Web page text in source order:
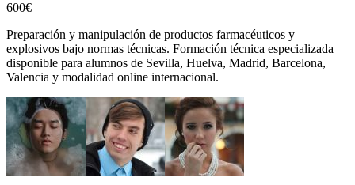
600€
Preparación y manipulación de productos farmacéuticos y
explosivos bajo normas técnicas. Formación técnica especializada
disponible para alumnos de Sevilla, Huelva, Madrid, Barcelona,
Valencia y modalidad online internacional.